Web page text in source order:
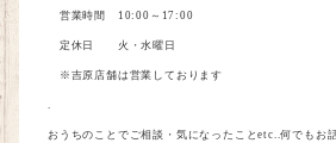
営業時間 10:00 ～ 17:00
定休日 火・水曜日
※ 吉原店舗は営業しております
.
おうちのことでご相談・気になったことetc..何でもお